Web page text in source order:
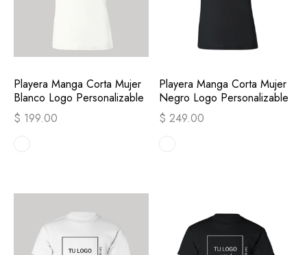
Playera Manga Corta Mujer
Blanco Logo Personalizable
$ 199.00
Playera Manga Corta Mujer
Negro Logo Personalizable
$ 249.00